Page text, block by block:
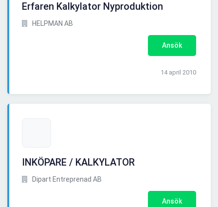
Erfaren Kalkylator Nyproduktion
HELPMAN AB
Ansök
14 april 2010
INKÖPARE / KALKYLATOR
Dipart Entreprenad AB
Ansök